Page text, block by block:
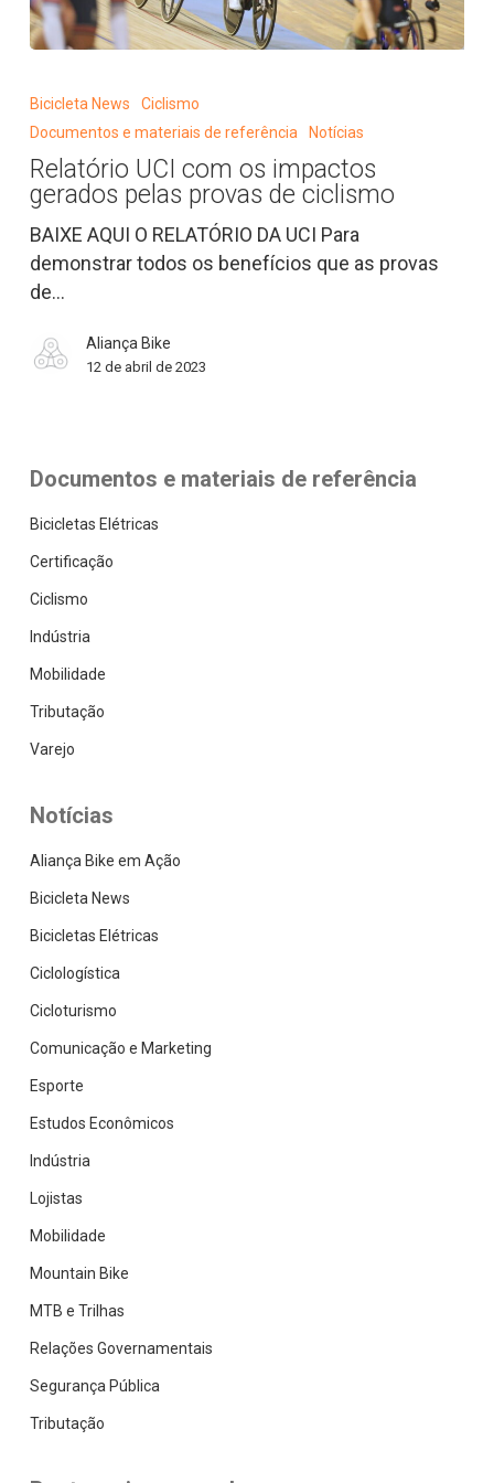
UCI
com
impactos
gerados
pelas
provas
de
Bicicleta News
Ciclismo
Documentos e materiais de referência
Notícias
Relatório UCI com os impactos
gerados pelas provas de ciclismo
BAIXE AQUI O RELATÓRIO DA UCI Para
demonstrar todos os benefícios que as provas
de…
Aliança Bike
12 de abril de 2023
Documentos e materiais de referência
Bicicletas Elétricas
Certificação
Ciclismo
Indústria
Mobilidade
Tributação
Varejo
Notícias
Aliança Bike em Ação
Bicicleta News
Bicicletas Elétricas
Ciclologística
Cicloturismo
Comunicação e Marketing
Esporte
Estudos Econômicos
Indústria
Lojistas
Mobilidade
Mountain Bike
MTB e Trilhas
Relações Governamentais
Segurança Pública
Tributação